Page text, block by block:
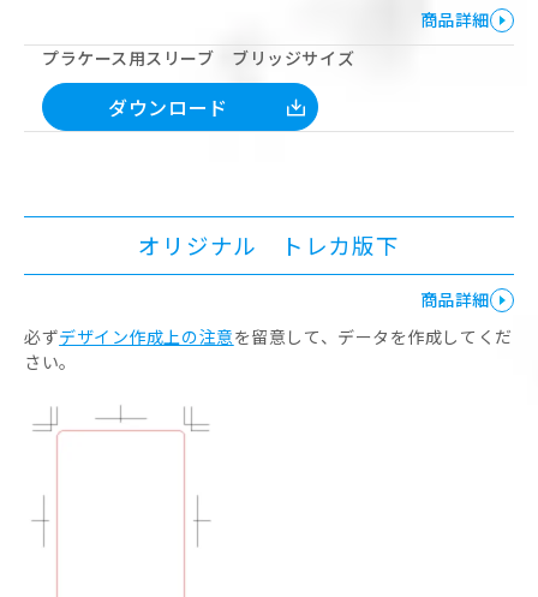
商品詳細
プラケース用スリーブ ブリッジサイズ
ダウンロード
オリジナル トレカ版下
商品詳細
必ずデザイン作成上の注意を留意して、データを作成してくだ
さい。